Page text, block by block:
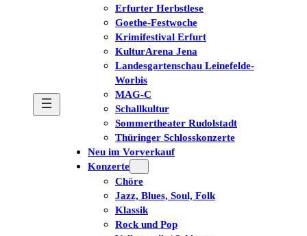
Erfurter Herbstlese
Goethe-Festwoche
Krimifestival Erfurt
KulturArena Jena
Landesgartenschau Leinefelde-
Worbis
MAG-C
Schallkultur
Sommertheater Rudolstadt
Thüringer Schlosskonzerte
Neu im Vorverkauf
Konzerte
Chöre
Jazz, Blues, Soul, Folk
Klassik
Rock und Pop